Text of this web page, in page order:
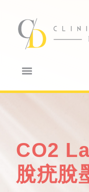
CO2
脫疣脫